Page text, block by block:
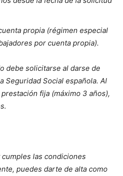
propia (régimen especial
por cuenta propia).
debe solicitarse al darse de
Seguridad Social española. Al
fija (máximo 3 años),
las condiciones
puedes darte de alta como